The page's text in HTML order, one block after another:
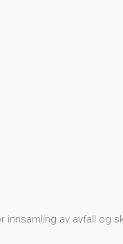
av avfall og